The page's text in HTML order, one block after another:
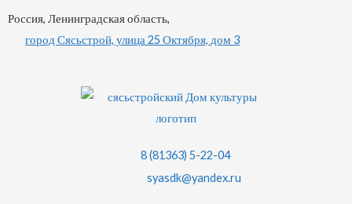
Россия, Ленинградская область,
город Сясьстрой, улица 25 Октября, дом 3
8 (81363) 5-22-04
syasdk@yandex.ru